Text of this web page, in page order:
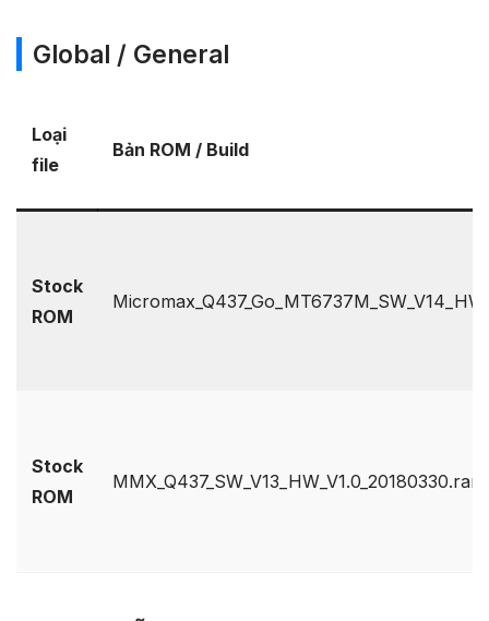
Global / General
Loại
file
Bản ROM / Build
Stock
ROM
Stock
ROM
MMX_Q437_SW_V13_HW_V1.0_20180330.rar